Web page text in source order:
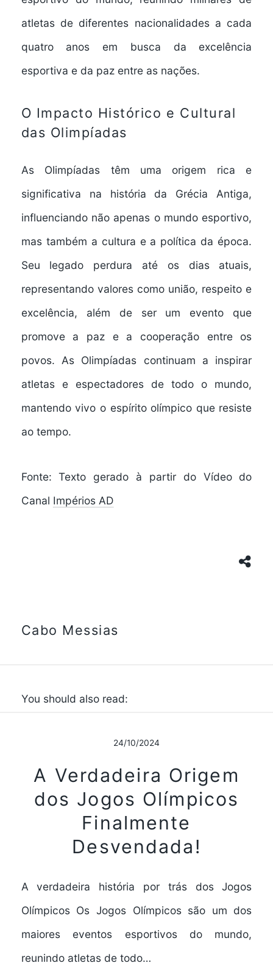
atletas de diferentes nacionalidades a cada
quatro anos em busca da excelência
esportiva e da paz entre as nações.
O Impacto Histórico e Cultural
das Olimpíadas
As Olimpíadas têm uma origem rica e
significativa na história da Grécia Antiga,
influenciando não apenas o mundo esportivo,
mas também a cultura e a política da época.
Seu legado perdura até os dias atuais,
representando valores como união, respeito e
excelência, além de ser um evento que
promove a paz e a cooperação entre os
povos. As Olimpíadas continuam a inspirar
atletas e espectadores de todo o mundo,
mantendo vivo o espírito olímpico que resiste
ao tempo.
Fonte: Texto gerado à partir do Vídeo do
Canal Impérios AD
Cabo Messias
You should also read:
24/10/2024
A Verdadeira Origem
dos Jogos Olímpicos
Finalmente
Desvendada!
A verdadeira história por trás dos Jogos
Olímpicos Os Jogos Olímpicos são um dos
maiores eventos esportivos do mundo,
reunindo atletas de todo…